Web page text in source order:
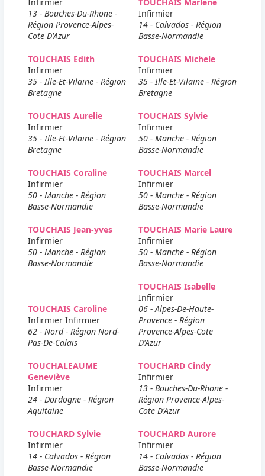
13 - Bouches-Du-Rhone -
Région Provence-Alpes-
Cote D'Azur
Infirmier
14 - Calvados - Région
Basse-Normandie
TOUCHAIS Edith
Infirmier
35 - Ille-Et-Vilaine - Région
Bretagne
TOUCHAIS Michele
Infirmier
35 - Ille-Et-Vilaine - Région
Bretagne
TOUCHAIS Aurelie
Infirmier
35 - Ille-Et-Vilaine - Région
Bretagne
TOUCHAIS Sylvie
Infirmier
50 - Manche - Région
Basse-Normandie
TOUCHAIS Coraline
Infirmier
50 - Manche - Région
Basse-Normandie
TOUCHAIS Marcel
Infirmier
50 - Manche - Région
Basse-Normandie
TOUCHAIS Jean-yves
Infirmier
50 - Manche - Région
Basse-Normandie
TOUCHAIS Marie Laure
Infirmier
50 - Manche - Région
Basse-Normandie
TOUCHAIS Caroline
Infirmier Infirmier
62 - Nord - Région Nord-
Pas-De-Calais
TOUCHAIS Isabelle
Infirmier
06 - Alpes-De-Haute-
Provence - Région
Provence-Alpes-Cote
D'Azur
TOUCHALEAUME
Geneviève
Infirmier
24 - Dordogne - Région
Aquitaine
TOUCHARD Cindy
Infirmier
13 - Bouches-Du-Rhone -
Région Provence-Alpes-
Cote D'Azur
TOUCHARD Sylvie
Infirmier
14 - Calvados - Région
Basse-Normandie
TOUCHARD Aurore
Infirmier
14 - Calvados - Région
Basse-Normandie